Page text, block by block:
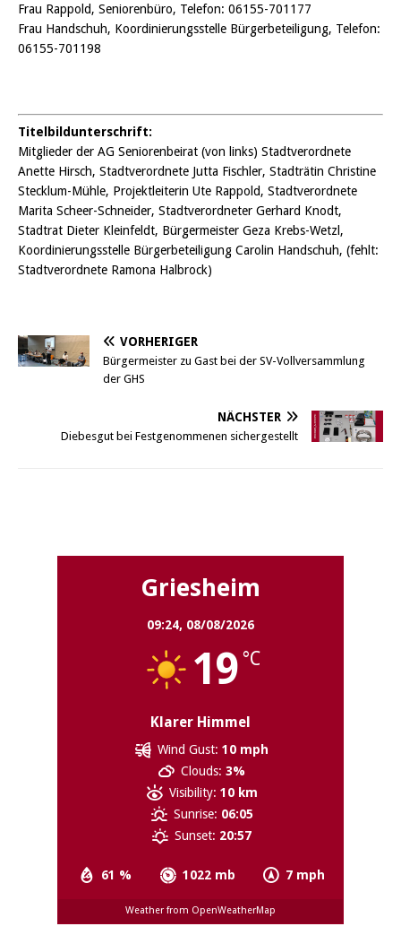
Frau Rappold, Seniorenbüro, Telefon: 06155-701177
Frau Handschuh, Koordinierungsstelle Bürgerbeteiligung, Telefon:
06155-701198
Titelbildunterschrift:
Mitglieder der AG Seniorenbeirat (von links) Stadtverordnete
Anette Hirsch, Stadtverordnete Jutta Fischler, Stadträtin Christine
Stecklum-Mühle, Projektleiterin Ute Rappold, Stadtverordnete
Marita Scheer-Schneider, Stadtverordneter Gerhard Knodt,
Stadtrat Dieter Kleinfeldt, Bürgermeister Geza Krebs-Wetzl,
Koordinierungsstelle Bürgerbeteiligung Carolin Handschuh, (fehlt:
Stadtverordnete Ramona Halbrock)
VORHERIGER
Bürgermeister zu Gast bei der SV-Vollversammlung
der GHS
NÄCHSTER
Diebesgut bei Festgenommenen sichergestellt
Griesheim
09:24, 08/08/2026
19 °C
Klarer Himmel
61 % 1022 mb 7 mph
Wind Gust: 10 mph
Clouds: 3%
Visibility: 10 km
Sunrise: 06:05
Sunset: 20:57
Weather from OpenWeatherMap